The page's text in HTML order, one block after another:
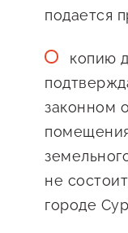
подается
копию
законном
не
городе